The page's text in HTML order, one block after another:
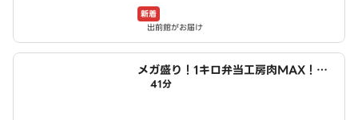
新着
出前館がお届け
メガ盛り！1キロ弁当工房肉MAX！大
盛りからあげお弁当 小木西店
41分